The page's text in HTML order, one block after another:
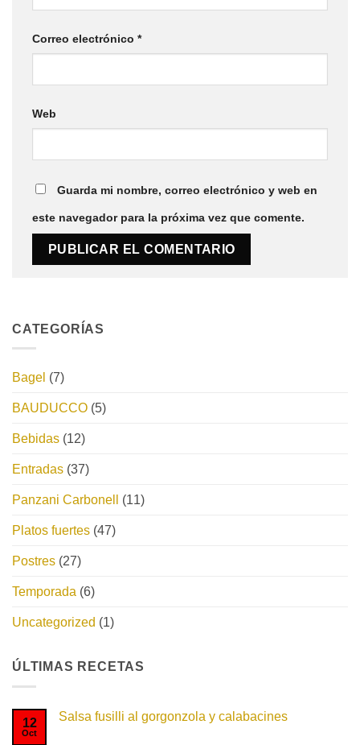
Correo electrónico *
Web
Guarda mi nombre, correo electrónico y web en
este navegador para la próxima vez que comente.
CATEGORÍAS
Bagel (7)
BAUDUCCO (5)
Bebidas (12)
Entradas (37)
Panzani Carbonell (11)
Platos fuertes (47)
Postres (27)
Temporada (6)
Uncategorized (1)
ÚLTIMAS RECETAS
12
Oct
Salsa fusilli al gorgonzola y calabacines